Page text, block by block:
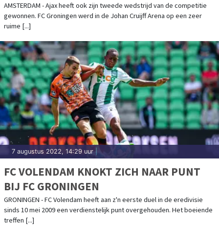
AMSTERDAM - Ajax heeft ook zijn tweede wedstrijd van de competitie
gewonnen. FC Groningen werd in de Johan Cruijff Arena op een zeer
ruime [...]
7 augustus 2022, 14:29 uur|
FC VOLENDAM KNOKT ZICH NAAR PUNT
BIJ FC GRONINGEN
GRONINGEN - FC Volendam heeft aan z'n eerste duel in de eredivisie
sinds 10 mei 2009 een verdienstelijk punt overgehouden. Het boeiende
treffen [...]